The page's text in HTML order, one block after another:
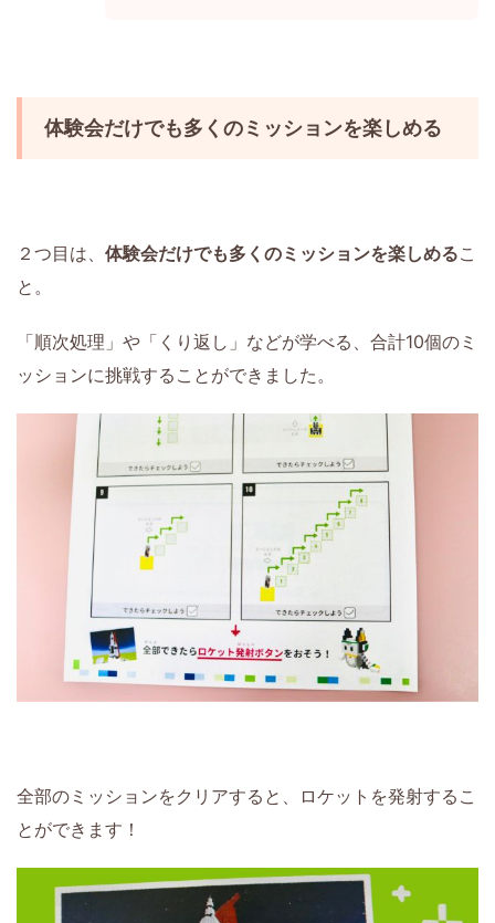
体験会だけでも多くのミッションを楽しめる
２つ目は、 体験会だけでも多くのミッションを楽しめるこ
と。
「順次処理」や「くり返し」などが学べる、合計10個のミ
ッションに挑戦することができました。
全部のミッションをクリアすると、ロケットを発射するこ
とができます！